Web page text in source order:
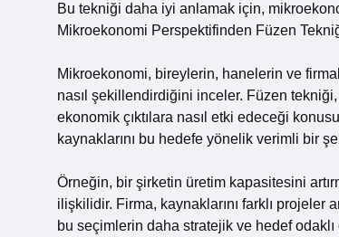
Bu tekniği daha iyi anlamak için,
Mikroekonomi Perspektifinden Füzen
Mikroekonomi, bireylerin, hanelerin ve
nasıl şekillendirdiğini inceler. Füzen
ekonomik çıktılara nasıl etki edeceği
kaynaklarını bu hedefe yönelik verimli bir
Örneğin, bir şirketin üretim kapasitesini
ilişkilidir. Firma, kaynaklarını farklı projeler
bu seçimlerin daha stratejik ve hedef odaklı